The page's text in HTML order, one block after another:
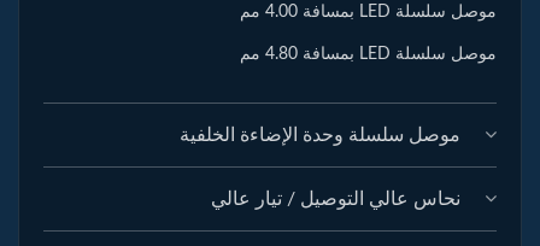
موصل سلسلة LED بمسافة 4.00 مم
موصل سلسلة LED بمسافة 4.80 مم
موصل سلسلة وحدة الإضاءة الخلفية
نحاس عالي التوصيل / تيار عالي